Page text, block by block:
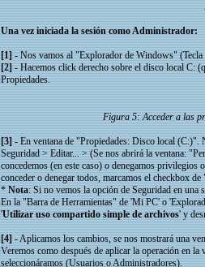
Una vez iniciada la sesión como Administrador:
[1]- Nos vamos al "Explorador de Windows"
[2]- Hacemos click derecho sobre el disco local C:
Propiedades.
Figura 5: Acceder a las
[3]- En ventana de "Propiedades: Disco local (C:)".
Seguridad > Editar... > (Se nos abrirá la ventana:
concedemos (en este caso) o denegamos
conceder o denegar todos, marcamos el checkbox
*Nota: Si no vemos la opción de Seguridad en una
En la "Barra de Herramientas" de 'Mi PC' o
'Utilizar uso compartido simple de archivos' y
[4]- Aplicamos los cambios, se nos mostrará una
Veremos como después de aplicar la operación en
seleccionáramos (Usuarios o Administradores).